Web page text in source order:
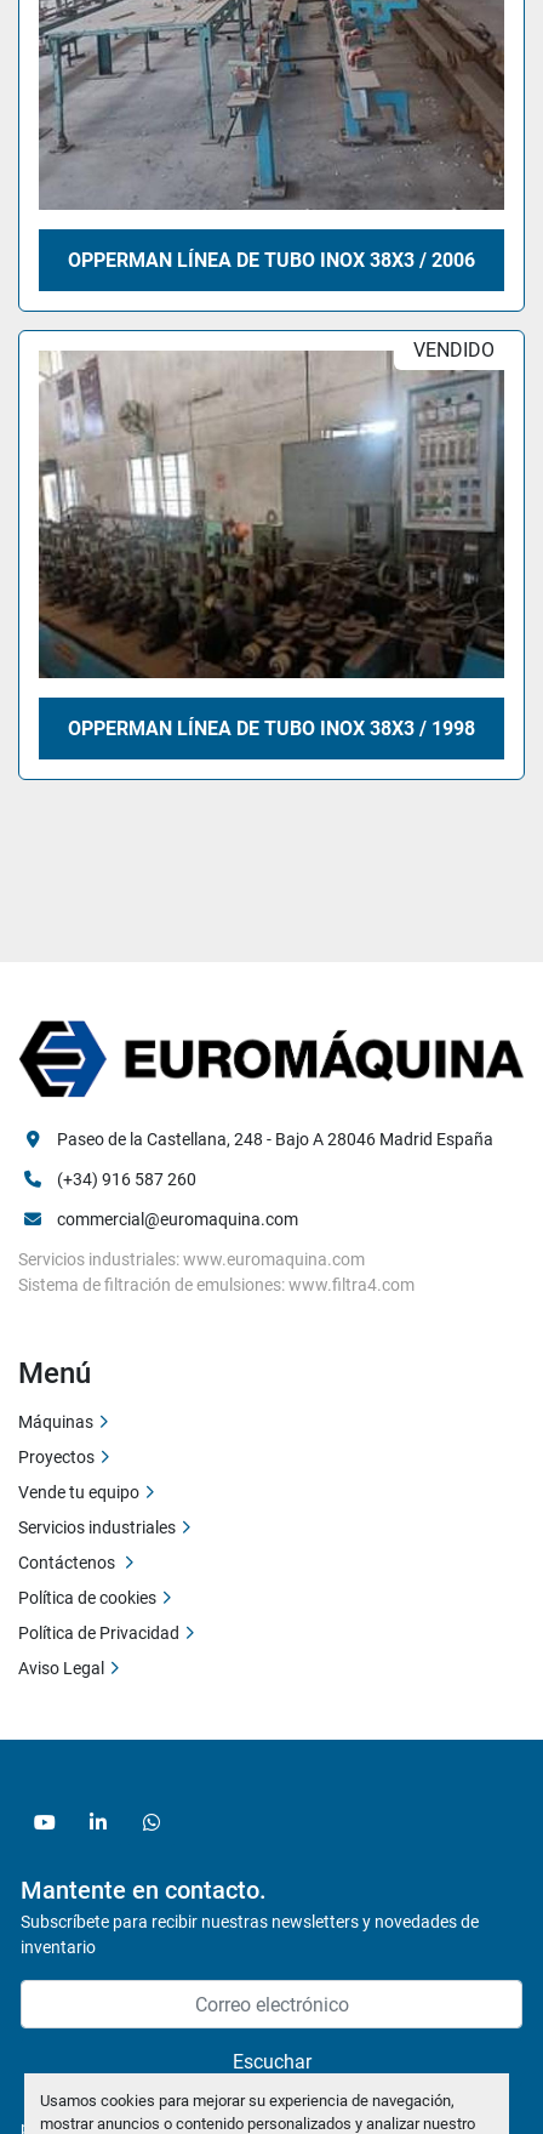
Usamos cookies para mejorar su experiencia de navegación,
mostrar anuncios o contenido personalizados y analizar nuestro
OPPERMAN LÍNEA DE TUBO INOX 38X3 / 2006
VENDIDO
OPPERMAN LÍNEA DE TUBO INOX 38X3 / 1998
youtubelinkedinwhatsapp
Mantente en contacto.
Subscríbete para recibir nuestras newsletters y novedades de
inventario
Escuchar
política de privacidad
Paseo de la Castellana, 248 - Bajo A 28046 Madrid España
(+34) 916 587 260
commercial@euromaquina.com
Servicios industriales: www.euromaquina.com
Sistema de filtración de emulsiones: www.filtra4.com
Menú
Máquinas
Proyectos
Vende tu equipo
Servicios industriales
Contáctenos
Política de cookies
Política de Privacidad
Aviso Legal